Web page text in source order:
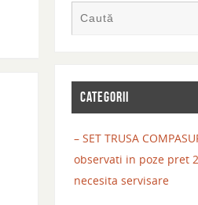
CATEGORII
– SET TRUSA
observati in poze pret
necesita servisare